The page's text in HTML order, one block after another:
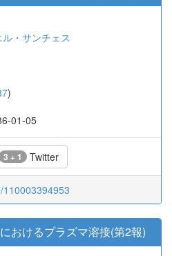
・サンチェス
)
01-05
3 + 1 Twitter
110003394953
おけるプラズマ溶接(第2報)